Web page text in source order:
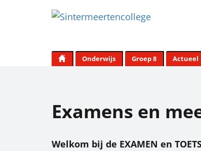
Onderwijs Groep 8 Actueel
Examens en
Welkom bij de EXAMEN en